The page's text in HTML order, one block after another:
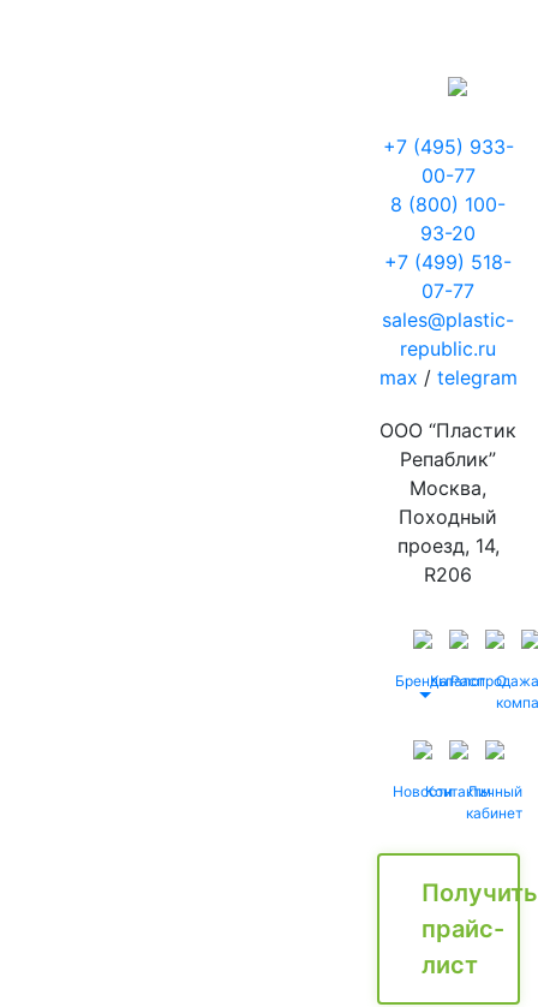
+7 (495) 933-
00-77
8 (800) 100-
93-20
+7 (499) 518-
07-77
sales@plastic-
republic.ru
max / telegram
ООО “Пластик
Репаблик”
Москва,
Походный
проезд, 14,
R206
БрендыКаталог
Распродажа
О
НовостиКонтактыЛичный
кабинет
Получить
прайс-
лист